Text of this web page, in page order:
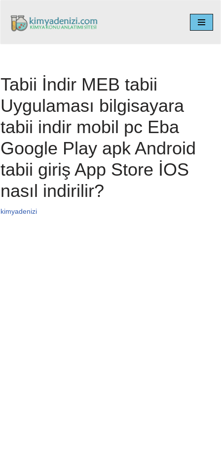
İçeriğe
Tabii İndir MEB tabii
Uygulaması bilgisayara
tabii indir mobil pc Eba
Google Play apk Android
tabii giriş App Store İOS
nasıl indirilir?
kimyadenizi